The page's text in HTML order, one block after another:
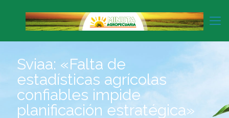
Sviaa: «Falta de
estadísticas agrícolas
confiables impide
planificación estratégica»